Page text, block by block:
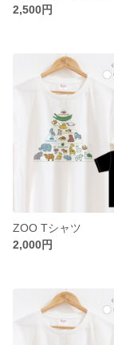
2,500円
ZOO Tシャツ
2,000円